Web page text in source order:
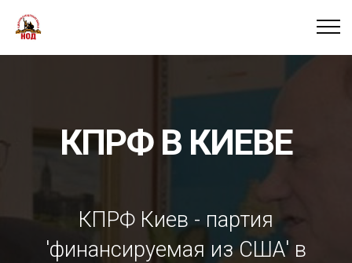
КПРФ В КИЕВЕ
КПРФ Киев - партия
'финансируемая из США' в